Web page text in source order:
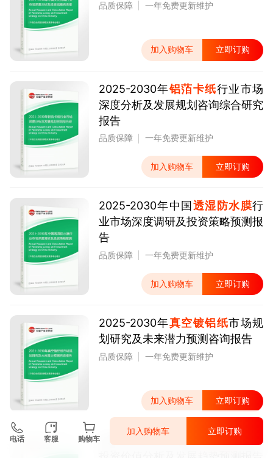
品质保障 一年免费更新维护
加入购物车 立即订购
2025-2030年铝萡卡纸行业市场
深度分析及发展规划咨询综合研究
报告
品质保障 一年免费更新维护
加入购物车 立即订购
2025-2030年中国 透湿防水膜行
业市场深度调研及投资策略预测报
告
品质保障 一年免费更新维护
加入购物车 立即订购
2025-2030年真空镀铝纸市场规
划研究及未来潜力预测咨询报告
品质保障 一年免费更新维护
加入购物车 立即订购
2025-2030年中国 儿童电影行业
电话 客服 购物车
加入购物车 立即订购